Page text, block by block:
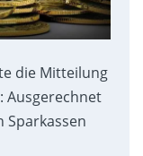
die Mitteilung
Ausgerechnet
Sparkassen